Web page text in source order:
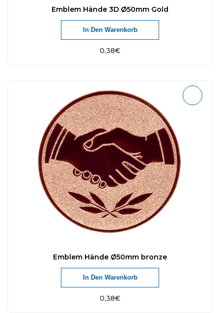
Emblem Hände 3D Ø50mm Gold
0,38€
In Den Warenkorb
Emblem Hände Ø50mm bronze
0,38€
In Den Warenkorb